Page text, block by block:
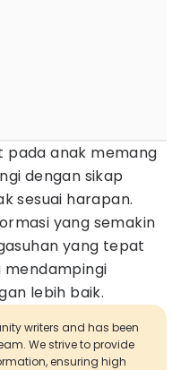
pada anak memang
dengan sikap
sesuai harapan.
yang semakin
yang tepat
lebih baik.
writers and has been
We strive to provide
ensuring high